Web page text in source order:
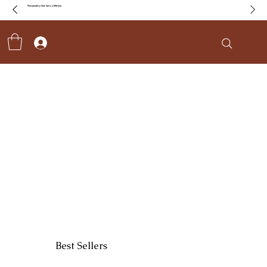
Fine jewelry that lasts a lifetime
Best Sellers